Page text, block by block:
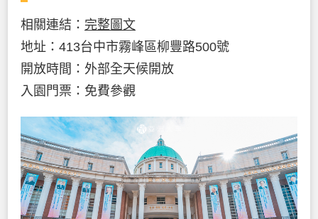
相關連結： 完整圖文
地址：413台中市霧峰區柳豐路500號
開放時間：外部全天候開放
入園門票：免費參觀